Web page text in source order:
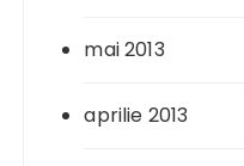
mai 2013
aprilie 2013